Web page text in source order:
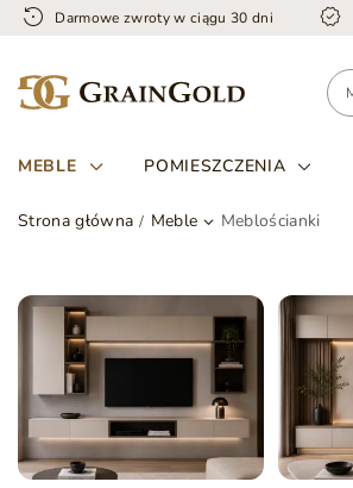
Darmowe zwroty w ciągu 30 dni
MEBLE POMIESZCZENIA
Strona główna Meble Meblościanki